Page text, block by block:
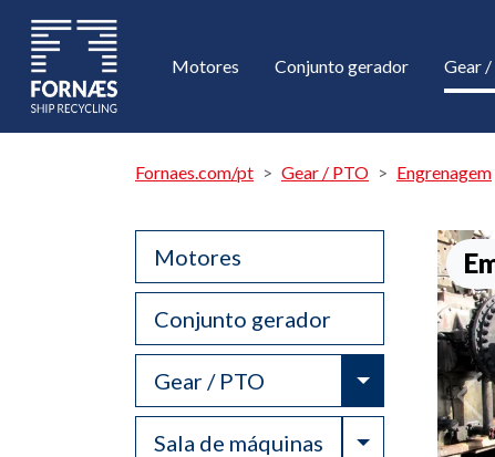
Motores Conjunto gerador Gear
Fornaes.com/pt Gear / PTO Engrenagem
Motores
Conjunto gerador
Gear / PTO Toggle
Sala de máquinas Toggle